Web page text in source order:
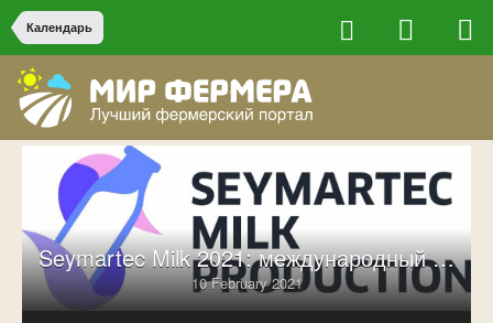
Календарь
Seymartec Milk 2021: международный форум по переработке молока
10 February 2021